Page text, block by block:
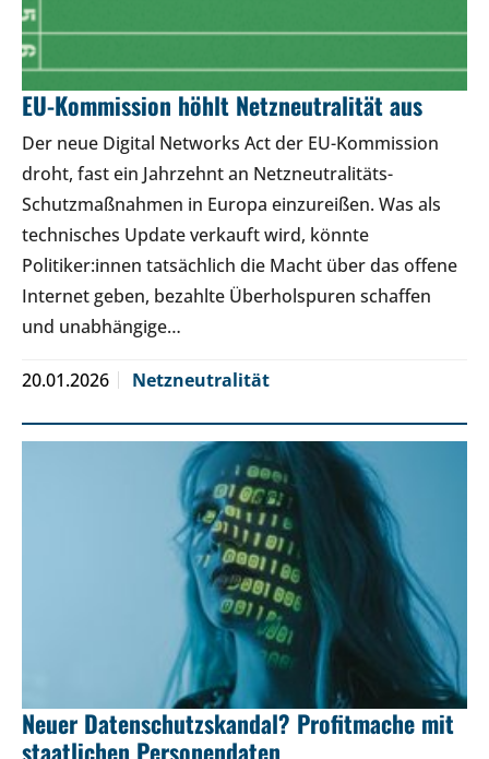
EU-Kommission höhlt Netzneutralität aus
Der neue Digital Networks Act der EU-Kommission
droht, fast ein Jahrzehnt an Netzneutralitäts-
Schutzmaßnahmen in Europa einzureißen. Was als
technisches Update verkauft wird, könnte
Politiker:innen tatsächlich die Macht über das offene
Internet geben, bezahlte Überholspuren schaffen
und unabhängige…
20.01.2026 Netzneutralität
Neuer Datenschutzskandal? Profitmache mit
staatlichen Personendaten